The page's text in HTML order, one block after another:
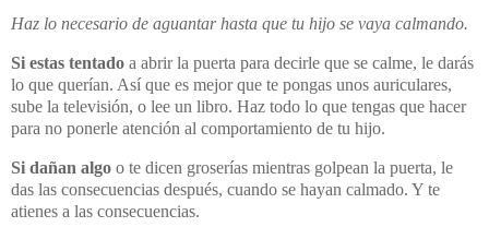
Haz lo necesario de aguantar hasta que tu hijo se vaya calmando.
Si estas tentado a abrir la puerta para decirle que se calme, le darás
lo que querían. Así que es mejor que te pongas unos auriculares,
sube la televisión, o lee un libro. Haz todo lo que tengas que hacer
para no ponerle atención al comportamiento de tu hijo.
Si dañan algo o te dicen groserías mientras golpean la puerta, le
das las consecuencias después, cuando se hayan calmado. Y te
atienes a las consecuencias.